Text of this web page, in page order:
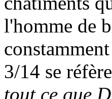
l'homme de
3/14 se
tout ce que